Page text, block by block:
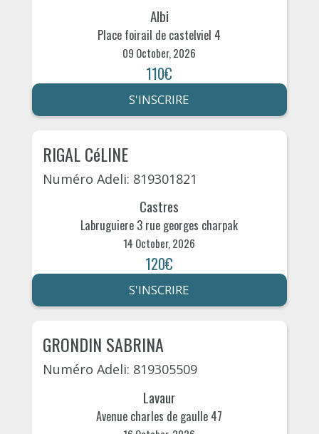
Albi
Place foirail de castelviel 4
09 October, 2026
110€
S'INSCRIRE
RIGAL CéLINE
Numéro Adeli: 819301821
Castres
Labruguiere 3 rue georges charpak
14 October, 2026
120€
S'INSCRIRE
GRONDIN SABRINA
Numéro Adeli: 819305509
Lavaur
Avenue charles de gaulle 47